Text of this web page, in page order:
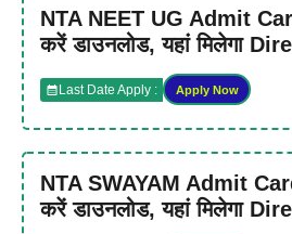
NTA NEET UG Admit
करें डाउनलोड, यहां मिलेगा
Last Date Apply : Apply Now
NTA SWAYAM Admit
करें डाउनलोड, यहां मिलेगा